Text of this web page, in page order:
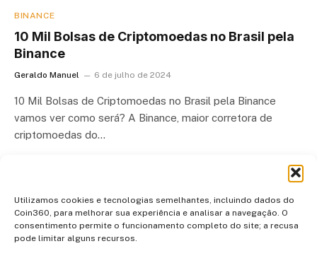
Utilizamos cookies e tecnologias semelhantes, incluindo dados do
Coin360, para melhorar sua experiência e analisar a navegação. O
consentimento permite o funcionamento completo do site; a recusa
pode limitar alguns recursos.
BINANCE
10 Mil Bolsas de Criptomoedas no Brasil pela
Binance
Geraldo Manuel 6 de julho de 2024
10 Mil Bolsas de Criptomoedas no Brasil pela Binance
vamos ver como será? A Binance, maior corretora de
criptomoedas do…